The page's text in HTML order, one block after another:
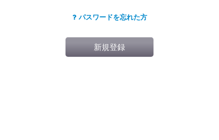
パスワードを忘れた方
新規登録